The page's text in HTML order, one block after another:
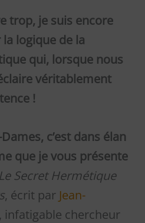
trop, je suis encore
logique de la
qui, lorsque nous
véritablement
!
c’est dans élan
que je vous présente
Le Secret Hermétique
, écrit par Jean-
infatigable chercheur